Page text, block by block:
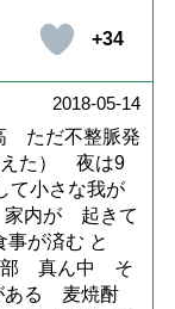
+34
2018-05-14
ただ不整脈発
えた） 夜は9
小さな我が
内が 起きて
が済む と
部 真ん中 そ
ある 麦焼酎